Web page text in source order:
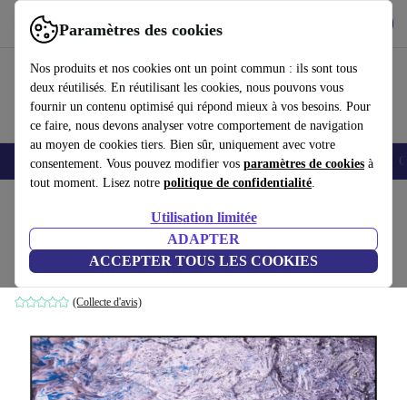
Paramètres des cookies
Nos produits et nos cookies ont un point commun : ils sont tous
deux réutilisés. En réutilisant les cookies, nous pouvons vous
fournir un contenu optimisé qui répond mieux à vos besoins. Pour
ce faire, nous devons analyser votre comportement de navigation
au moyen de cookies tiers. Bien sûr, uniquement avec votre
consentement. Vous pouvez modifier vos paramètres de cookies à
tout moment. Lisez notre politique de confidentialité.
Utilisation limitée
ADAPTER
ACCEPTER TOUS LES COOKIES
Utilisez refurbed rapidement et facilement
Smartphones Laptops Tablettes Montres connectées Accessoires
Samsung GQ75QN800C | 75"
Noir/Gris
(Collecte d'avis)